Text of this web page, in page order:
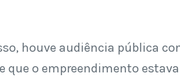
houve audiência pública
que o empreendimento